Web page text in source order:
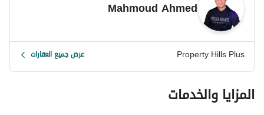
ملاعب رياضية
كلوب هاوس
لاند سكيب
منطقة تجارية
مطاعم وكافيهات
جيم
Mahmoud Ahmed
Property Hills Plus عرض جميع العقارات
المزايا والخدمات